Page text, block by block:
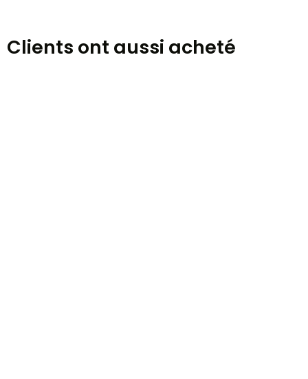
Clients ont aussi acheté